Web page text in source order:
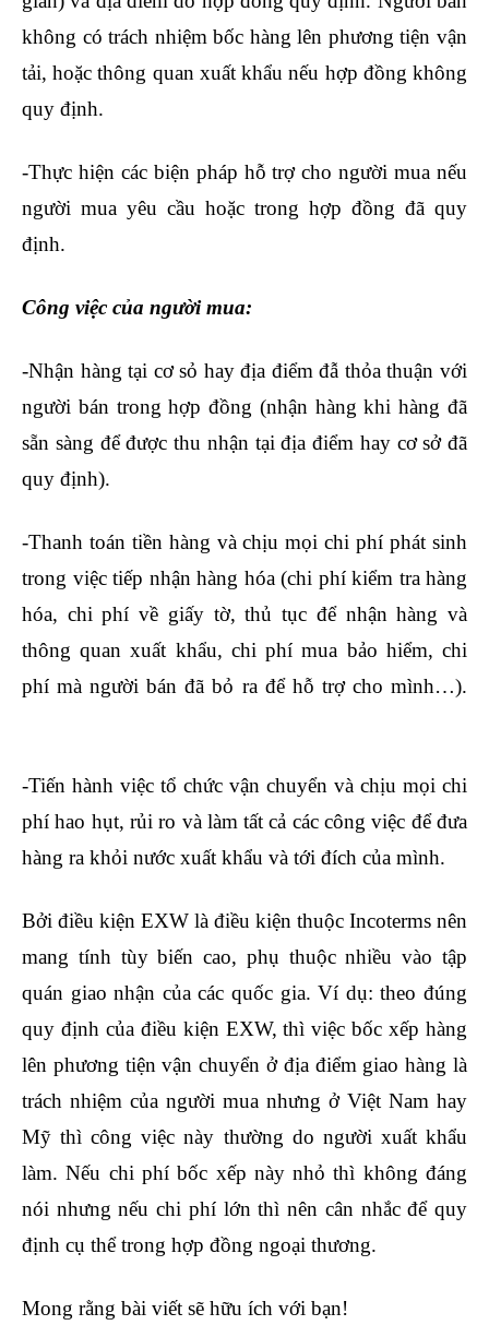
không có trách nhiệm bốc hàng lên phương tiện vận
tải, hoặc thông quan xuất khẩu nếu hợp đồng không
quy định.
-Thực hiện các biện pháp hỗ trợ cho người mua nếu
người mua yêu cầu hoặc trong hợp đồng đã quy
định.
Công việc của người mua:
-Nhận hàng tại cơ sỏ hay địa điểm đẫ thỏa thuận với
người bán trong hợp đồng (nhận hàng khi hàng đã
sẵn sàng để được thu nhận tại địa điểm hay cơ sở đã
quy định).
-Thanh toán tiền hàng và chịu mọi chi phí phát sinh
trong việc tiếp nhận hàng hóa (chi phí kiểm tra hàng
hóa, chi phí về giấy tờ, thủ tục để nhận hàng và
thông quan xuất khẩu, chi phí mua bảo hiểm, chi
phí mà người bán đã bỏ ra để hỗ trợ cho mình…).
-Tiến hành việc tổ chức vận chuyển và chịu mọi chi
phí hao hụt, rủi ro và làm tất cả các công việc để đưa
hàng ra khỏi nước xuất khẩu và tới đích của mình.
Bởi điều kiện EXW là điều kiện thuộc Incoterms nên
mang tính tùy biến cao, phụ thuộc nhiều vào tập
quán giao nhận của các quốc gia. Ví dụ: theo đúng
quy định của điều kiện EXW, thì việc bốc xếp hàng
lên phương tiện vận chuyển ở địa điểm giao hàng là
trách nhiệm của người mua nhưng ở Việt Nam hay
Mỹ thì công việc này thường do người xuất khẩu
làm. Nếu chi phí bốc xếp này nhỏ thì không đáng
nói nhưng nếu chi phí lớn thì nên cân nhắc để quy
định cụ thể trong hợp đồng ngoại thương.
Mong rằng bài viết sẽ hữu ích với bạn!